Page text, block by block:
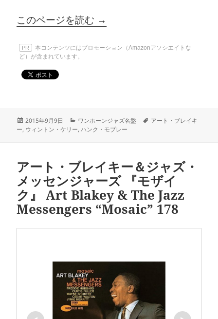
このページを読む →
PR
本コンテンツにはプロモーション（Amazonアソシエイトな
ど）が含まれています。
投
稿
2015年9月9日
カ
テ
ワンホーンジャズ名盤
タ
アート・ブレイキ
ー, ウィントン・ケリー,ハンク・モブレー
アート・ブレイキー＆ジャズ・
メッセンジャーズ 『モザイ
ク』 Art Blakey & The Jazz
Messengers “Mosaic” 178